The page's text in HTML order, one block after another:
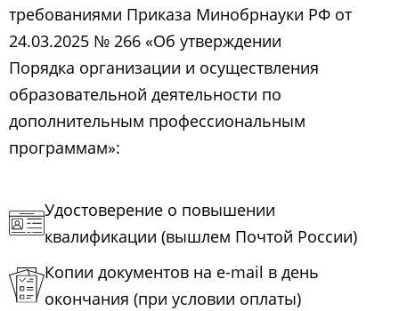
требованиями Приказа Минобрнауки РФ от
24.03.2025 № 266 «Об утверждении
Порядка организации и осуществления
образовательной деятельности по
дополнительным профессиональным
программам»:
Удостоверение о повышении
квалификации (вышлем Почтой России)
Копии документов на e-mail в день
окончания (при условии оплаты)